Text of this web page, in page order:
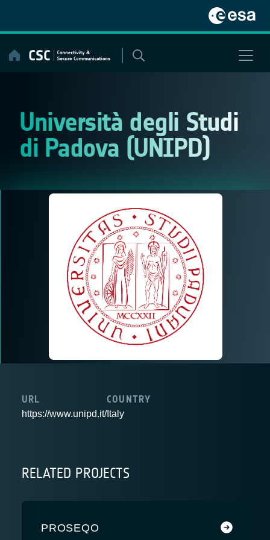
content
Università degli Studi
di Padova (UNIPD)
URL
https://www.unipd.it/
COUNTRY
Italy
RELATED PROJECTS
PROSEQO